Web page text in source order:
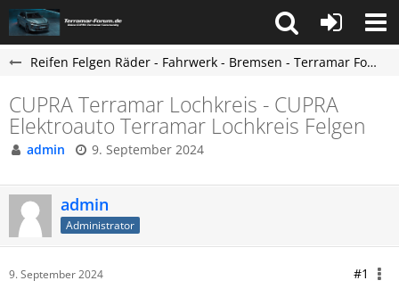
Reifen Felgen Räder - Fahrwerk - Bremsen - Terramar Forum
CUPRA Terramar Lochkreis - CUPRA
Elektroauto Terramar Lochkreis Felgen
admin 9. September 2024
admin
Administrator
9. September 2024 #1